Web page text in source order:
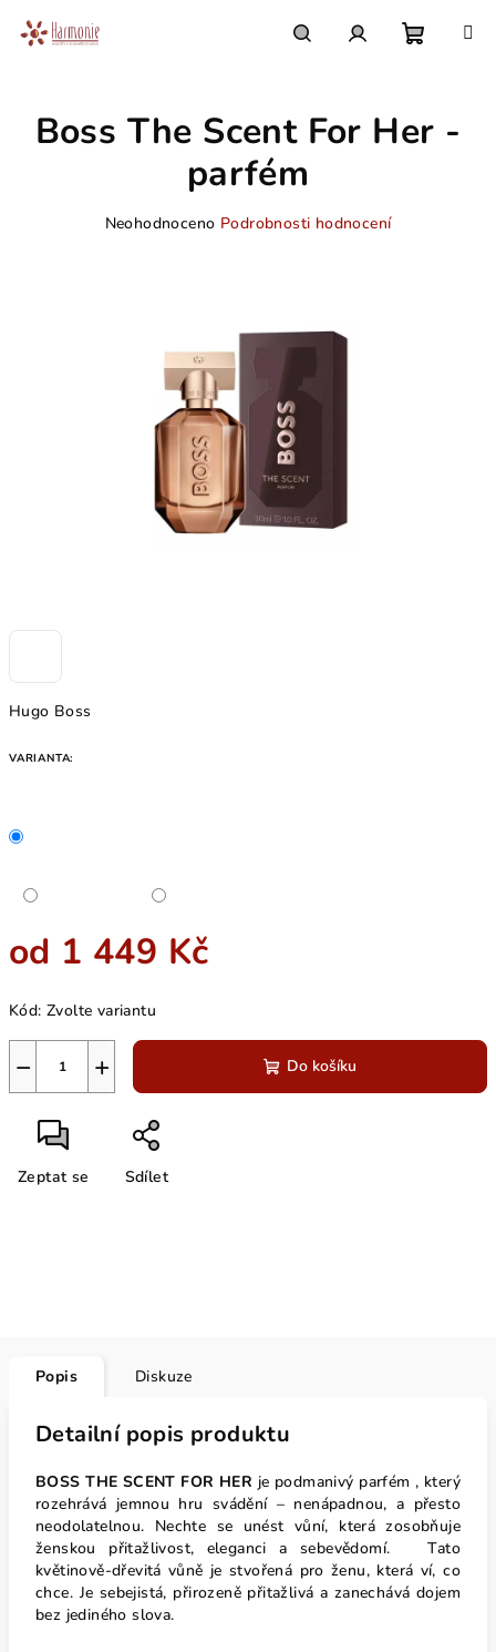
obsah
košík
Hugo Boss
VARIANTA:
od 1 449 Kč
cena:
Kód: Zvolte variantu
+
− Do košíku
Zeptat se Sdílet
Boss The Scent For Her -
parfém
Průměrné
hvězdiček.
Neohodnoceno Podrobnosti hodnocení
Popis Diskuze
Detailní popis produktu
BOSS THE SCENT FOR HER je podmanivý parfém , který
rozehrává jemnou hru svádění – nenápadnou, a přesto
neodolatelnou. Nechte se unést vůní, která zosobňuje
ženskou přitažlivost, eleganci a sebevědomí. Tato
květinově-dřevitá vůně je stvořená pro ženu, která ví, co
chce. Je sebejistá, přirozeně přitažlivá a zanechává dojem
bez jediného slova.